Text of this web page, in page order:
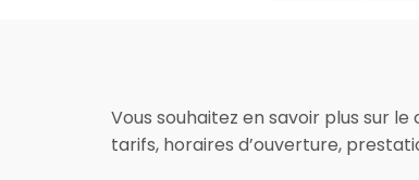
Vous souhaitez en savoir plus sur
tarifs, horaires d’ouverture,